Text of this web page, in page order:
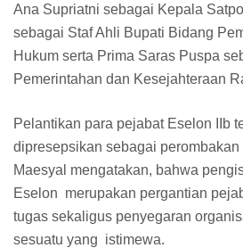
Ana Supriatni sebagai Kepala
sebagai Staf Ahli Bupati Bidang
Hukum serta Prima Saras Puspa
Pemerintahan dan Kesejahteraan
Pelantikan para pejabat Eselon IIb
dipresepsikan sebagai
Maesyal mengatakan, bahwa
Eselon merupakan pergantian
tugas sekaligus penyegaran
sesuatu yang istimewa.